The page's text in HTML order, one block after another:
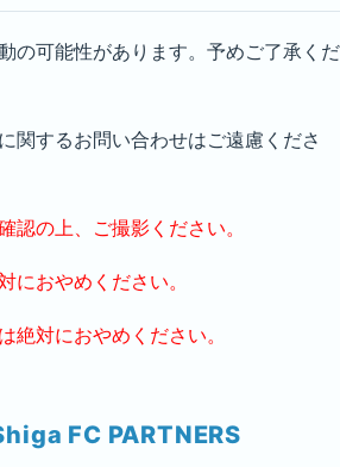
の可能性があります。予めご了承くだ
関するお問い合わせはご遠慮くださ
認の上、ご撮影ください。
におやめください。
絶対におやめください。
FC PARTNERS